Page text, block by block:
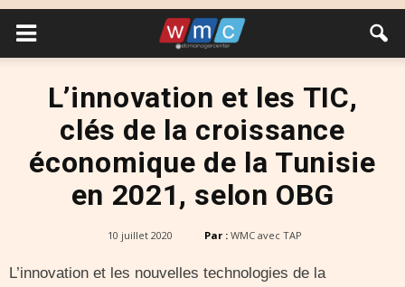
L’innovation et les TIC,
clés de la croissance
économique de la Tunisie
en 2021, selon OBG
10 juillet 2020 Par : WMC avec TAP
L’innovation et les nouvelles technologies de la